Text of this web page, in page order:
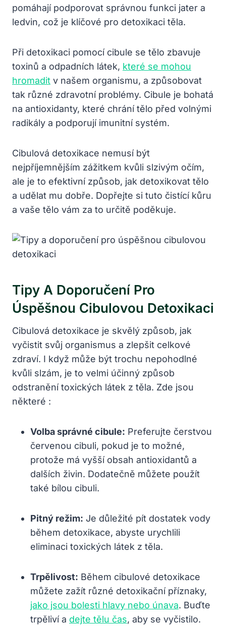
pomáhají podporovat ‍správnou funkci jater a
ledvin, což ⁤je klíčové pro detoxikaci těla.
Při detoxikaci pomocí cibule se tělo zbavuje
toxinů ⁤a odpadních látek, které se mohou
hromadit ​ v našem organismu, ‌a způsobovat
tak různé zdravotní problémy. ‍Cibule je bohatá
na antioxidanty, které chrání tělo‌ před volnými
radikály a podporují imunitní⁢ systém.
Cibulová‍ detoxikace nemusí být
nejpříjemnějším zážitkem kvůli slzivým očím,
ale je to efektivní ⁤způsob, jak detoxikovat tělo​
a udělat ⁢mu dobře.⁤ Dopřejte si tuto čistící kůru
a vaše tělo vám⁢ za​ to určitě poděkuje.
Tipy‌ A Doporučení Pro
Úspěšnou Cibulovou Detoxikaci
Cibulová ⁤detoxikace je skvělý způsob, jak
vyčistit‌ svůj organismus a ‍zlepšit ‍celkové
zdraví. I když může být trochu ‌nepohodlné
⁣kvůli slzám, je to‌ velmi účinný způsob
odstranění toxických látek z těla. Zde⁣ jsou
některé :
Volba správné cibule: Preferujte čerstvou
červenou cibuli,⁤ pokud ⁣je to ​možné,
protože‌ má vyšší obsah antioxidantů a
dalších živin. Dodatečně ​můžete⁢ použít‌
také bílou cibuli.
Pitný režim: Je důležité pít ⁤dostatek vody ​
během detoxikace, abyste urychlili
eliminaci toxických látek z těla.
Trpělivost: Během cibulové detoxikace
můžete ⁤zažít⁣ různé detoxikační příznaky,⁣
jako jsou bolesti hlavy nebo únava. ⁤Buďte
trpěliví a dejte tělu čas,⁣ aby‍ se‍ vyčistilo.